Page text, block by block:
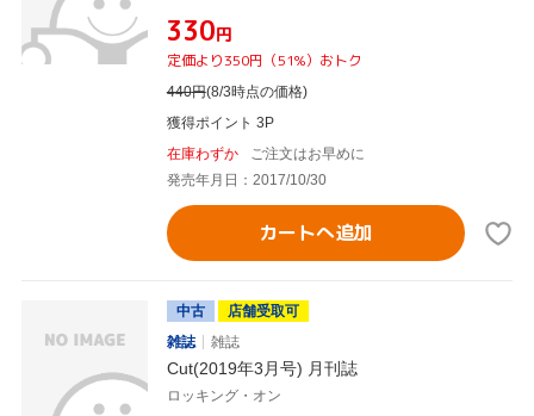
¥330円
定価より350円（51%）おトク
440円(8/3時点の価格)
獲得ポイント 3P
在庫わずか
ご注文はお早めに
発売年月日：2017/10/30
カートへ追加
中古
店舗受取可
雑誌
雑誌
Cut(2019年3月号) 月刊誌
ロッキング・オン